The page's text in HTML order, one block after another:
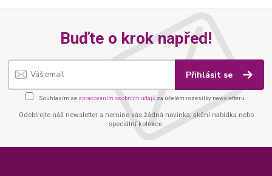
Buďte o krok napřed!
Přihlásit se
Souhlasím se zpracováním osobních údajů za účelem rozesílky newsletteru.
Odebírejte náš newsletter a nemine vás žádná novinka, akční nabídka nebo
speciální kolekce.